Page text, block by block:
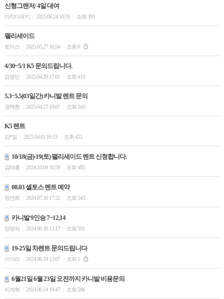
신형그랜저/ 4일 대여
마치다유키 2025.06.24 10:35 조회 393
팰리세이드
토마스 2025.05.27 16:54 조회 0
4/30~5/1 K5 문의드립니다.
김영민 2025.04.29 17:01 조회 419
5.3~5.5(03일간) 카니발 렌트 문의
권택환 2025.04.27 19:07 조회 543
K5 렌트
김*일 2025.04.01 16:33 조회 421
10/18(금)-19(토) 팰리세이드 렌트 신청합니다.
김태흥 2024.10.04 16:59 조회 485
08.03 셀토스 렌트 예약
정연희 2024.07.30 17:52 조회 543
카니발 9인승 7~12,14
양영석 2024.06.30 13:17 조회 591
19-25일 차렌트 문의드립니다
이아라 2024.06.19 13:07 조회 1
6월21일 6월 23일 오전까지 카니발 비용문의
이개혁 2024.06.14 19:47 조회 586